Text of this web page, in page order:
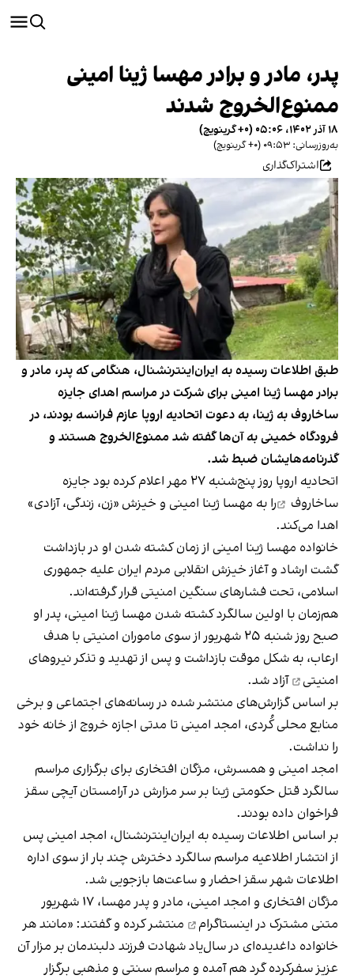
پدر، مادر و برادر مهسا ژینا امينی
ممنوع‌الخروج شدند
۱۸ آذر ۱۴۰۲، ۰۵:۰۶ (‎+۰ گرینویچ)
به‌روزرسانی: ۰۹:۵۳ (‎+۰ گرینویچ)
اشتراک‌گذاری
طبق اطلاعات رسیده به ایران‌اینترنشنال، هنگامی که پدر، مادر و
برادر مهسا ژینا امينی برای شرکت در مراسم اهدای جایزه
ساخاروف به ژینا، به دعوت اتحادیه اروپا عازم فرانسه بودند، در
فرودگاه خمینی به ‌آن‌ها گفته شد ممنوع‌الخروج هستند و
گذرنامه‌هایشان ضبط شد.
اتحادیه اروپا روز پنج‌شنبه ۲۷ مهر اعلام کرده بود
جایزه
ساخاروف
را به مهسا ژینا امینی و خیزش «زن، زندگی، آزادی»
اهدا می‌کند.
خانواده‌ مهسا ژینا امینی از زمان کشته شدن او در بازداشت
گشت ارشاد و آغاز خیزش انقلابی مردم ایران علیه جمهوری
اسلامی، تحت فشارهای سنگین امنیتی قرار گرفته‌اند.
هم‌زمان با اولین سالگرد کشته شدن مهسا ژینا امینی، پدر او
صبح روز شنبه ۲۵ شهریور از سوی ماموران امنیتی با هدف
ارعاب، به شکل موقت بازداشت و پس از تهدید و تذکر نیروهای
امنیتی
آزاد شد.
بر اساس گزارش‌های منتشر شده در رسانه‌های اجتماعی و برخی
منابع محلی کُردی، امجد امینی تا مدتی اجازه خروج از خانه خود
را نداشت.
امجد امینی و همسرش، مژگان افتخاری برای برگزاری مراسم
سالگرد قتل حکومتی ژینا بر سر مزارش در آرامستان آیچی سقز
فراخوان داده بودند.
بر اساس اطلاعات رسیده به ایران‌اینترنشنال، امجد امینی پس
از انتشار اطلاعیه مراسم سالگرد دخترش چند بار از سوی اداره
اطلاعات شهر سقز احضار و ساعت‌ها بازجویی شد.
مژگان افتخاری و امجد امینی، مادر و پدر مهسا، ۱۷ شهریور
متنی مشترک در اینستاگرام
منتشر کرده و گفتند: «مانند هر
خانواده داغدیده‌ای در سال‌یاد شهادت فرزند دلبندمان بر مزار آن
عزیز سفر‌کرده گرد هم آمده و مراسم سنتی و مذهبی برگزار